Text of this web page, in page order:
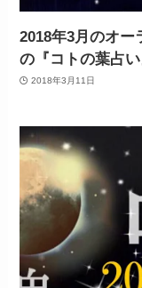
2018年3月のオー
の『コトの葉占
2018年3月11日